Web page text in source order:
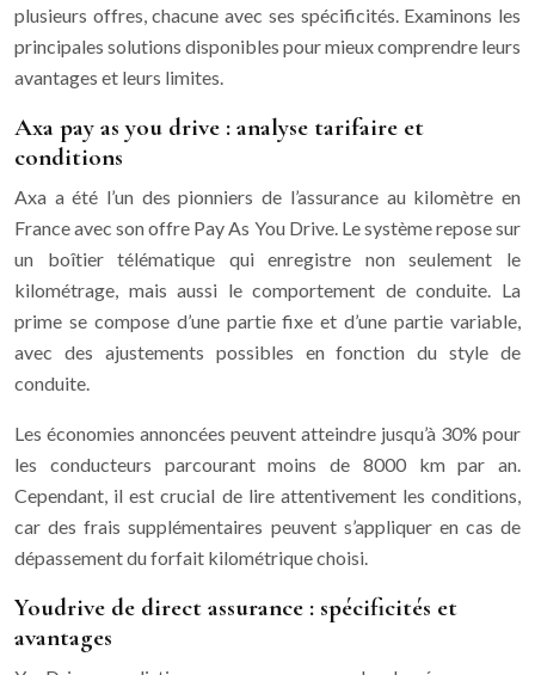
plusieurs offres, chacune avec ses spécificités. Examinons les
principales solutions disponibles pour mieux comprendre leurs
avantages et leurs limites.
Axa pay as you drive : analyse tarifaire et
conditions
Axa a été l’un des pionniers de l’assurance au kilomètre en
France avec son offre Pay As You Drive. Le système repose sur
un boîtier télématique qui enregistre non seulement le
kilométrage, mais aussi le comportement de conduite. La
prime se compose d’une partie fixe et d’une partie variable,
avec des ajustements possibles en fonction du style de
conduite.
Les économies annoncées peuvent atteindre jusqu’à 30% pour
les conducteurs parcourant moins de 8000 km par an.
Cependant, il est crucial de lire attentivement les conditions,
car des frais supplémentaires peuvent s’appliquer en cas de
dépassement du forfait kilométrique choisi.
Youdrive de direct assurance : spécificités et
avantages